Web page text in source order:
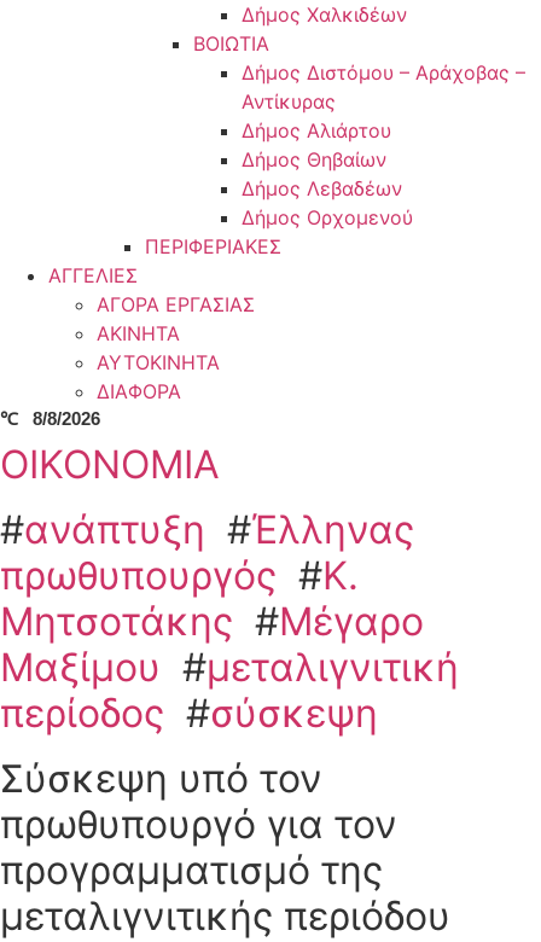
Δήμος Χαλκιδέων
ΒΟΙΩΤΙΑ
Δήμος Διστόμου – Αράχοβας –
Αντίκυρας
Δήμος Αλιάρτου
Δήμος Θηβαίων
Δήμος Λεβαδέων
Δήμος Ορχομενού
ΠΕΡΙΦΕΡΙΑΚΕΣ
ΑΓΓΕΛΙΕΣ
ΑΓΟΡΑ ΕΡΓΑΣΙΑΣ
ΑΚΙΝΗΤΑ
ΑΥΤΟΚΙΝΗΤΑ
ΔΙΑΦΟΡΑ
℃ 8/8/2026
ΟΙΚΟΝΟΜΙΑ
#ανάπτυξη #Έλληνας
πρωθυπουργός #Κ.
Μητσοτάκης #Μέγαρο
Μαξίμου #μεταλιγνιτική
περίοδος #σύσκεψη
Σύσκεψη υπό τον
πρωθυπουργό για τον
προγραμματισμό της
μεταλιγνιτικής περιόδου